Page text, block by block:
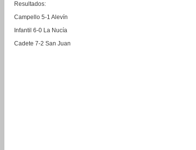
Resultados:
Campello 5-1 Alevín
Infantil 6-0 La Nucía
Cadete 7-2 San Juan